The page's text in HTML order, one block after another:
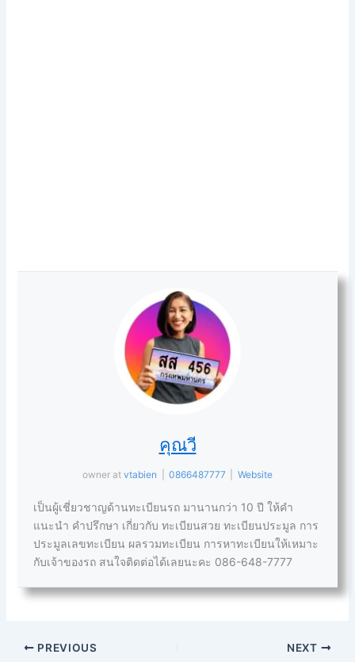
คุณวี
owner at vtabien 0866487777 Website
เป็นผู้เชี่ยวชาญด้านทะเบียนรถ มานานกว่า 10 ปี ให้คำ
แนะนำ คำปรึกษา เกี่ยวกับ ทะเบียนสวย ทะเบียนประมูล การ
ประมูลเลขทะเบียน ผลรวมทะเบียน การหาทะเบียนให้เหมาะ
กับเจ้าของรถ สนใจติดต่อได้เลยนะคะ 086-648-7777
PREVIOUS NEXT